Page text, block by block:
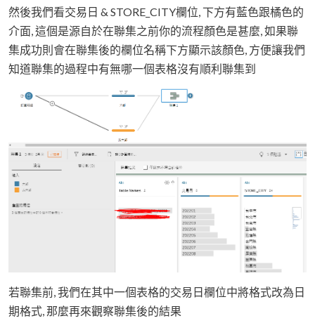
然後我們看交易日 & STORE_CITY欄位, 下方有藍色跟橘色的
介面, 這個是源自於在聯集之前你的流程顏色是甚麼, 如果聯
集成功則會在聯集後的欄位名稱下方顯示該顏色, 方便讓我們
知道聯集的過程中有無哪一個表格沒有順利聯集到
若聯集前, 我們在其中一個表格的交易日欄位中將格式改為日
期格式, 那麼再來觀察聯集後的結果